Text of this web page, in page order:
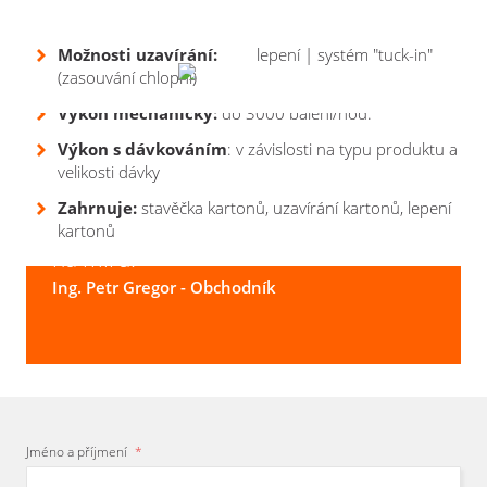
Provedení:lakovaná ocel
Výkon mechanický:do 3000 balení/hod.
Výkon s dávkováním: v závislosti na typu produktu a
velikosti dávky
Zahrnuje:stavěčka kartonů, uzavírání kartonů, lepení
kartonů
Možnosti uzavírání:
lepení | systém "tuck-in"
(zasouvání chlopní)
Poradímvám s výběremvhodného
balicího zařízení a
na míru.
Ing. Petr Gregor- Obchodník
Jméno a příjmení *